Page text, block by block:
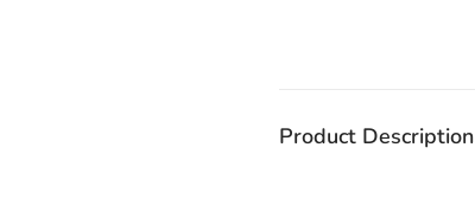
Product Description